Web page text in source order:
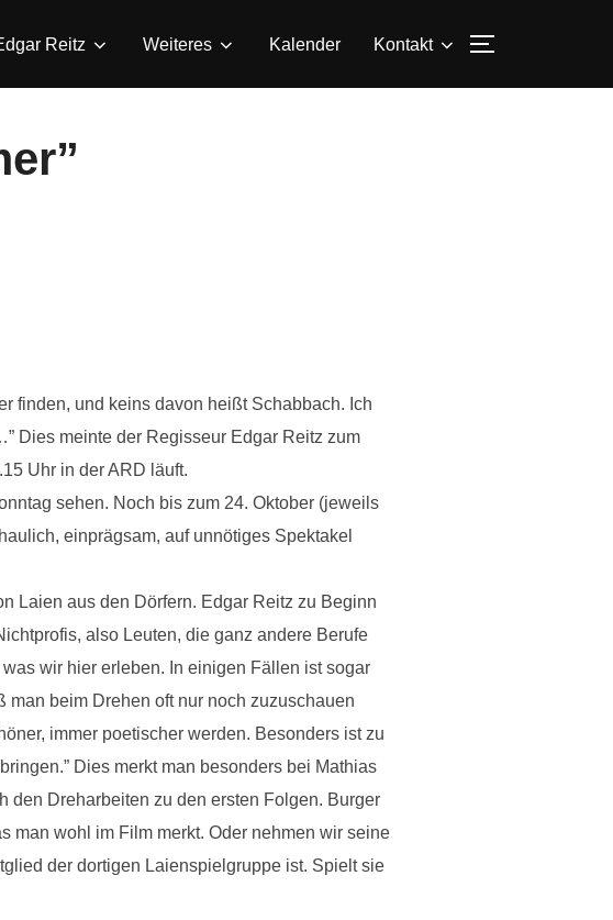
Reitz Weiteres Kalender Kontakt
finden, und keins davon heißt Schabbach. Ich
Dies meinte der Regisseur Edgar Reitz zum
Uhr in der ARD läuft.
sehen. Noch bis zum 24. Oktober (jeweils
einprägsam, auf unnötiges Spektakel
Laien aus den Dörfern. Edgar Reitz zu Beginn
also Leuten, die ganz andere Berufe
wir hier erleben. In einigen Fällen ist sogar
beim Drehen oft nur noch zuzuschauen
immer poetischer werden. Besonders ist zu
Dies merkt man besonders bei Mathias
den Dreharbeiten zu den ersten Folgen. Burger
man wohl im Film merkt. Oder nehmen wir seine
der dortigen Laienspielgruppe ist. Spielt sie